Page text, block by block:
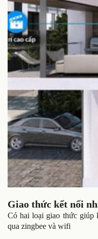
Giao thức kết nối
Có hai loại giao thức giúp
qua zingbee và wifi